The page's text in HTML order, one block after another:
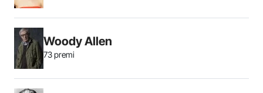
Woody Allen
73 premi